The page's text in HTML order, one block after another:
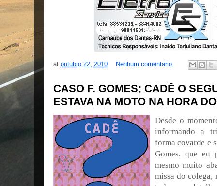
at outubro 22, 2010 Nenhum comentário:
CASO F. GOMES; CADÊ O
ESTAVA NA MOTO NA HORA
Desde o
informando a
forma covarde e
Gomes, que eu
mesmo muito
missa do colega,